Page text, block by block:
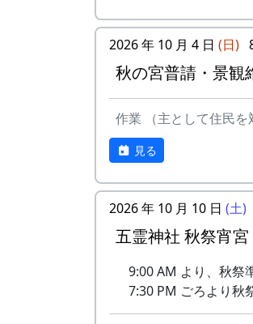
2026 年 10 月 4 日 (日)
秋の宮普請・景観
作業 （主として住民を
見る
2026 年 10 月 10 日 (土)
五霊神社 秋祭宵宮
9:00 AM より、秋祭
7:30 PM ごろより秋